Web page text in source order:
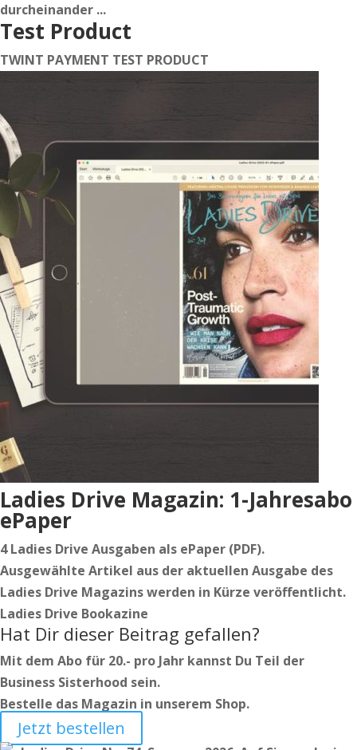
durcheinander ...
Test Product
TWINT PAYMENT TEST PRODUCT
Ladies Drive Magazin: 1-Jahresabo
ePaper
4 Ladies Drive Ausgaben als ePaper (PDF).
Ausgewählte Artikel aus der aktuellen Ausgabe des
Ladies Drive Magazins werden in Kürze veröffentlicht.
Ladies Drive Bookazine
Hat Dir dieser Beitrag gefallen?
Mit dem Abo für 20.- pro Jahr kannst Du Teil der
Business Sisterhood sein.
Bestelle das Magazin in unserem Shop.
Jetzt bestellen